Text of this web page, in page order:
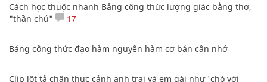
Cách học thuộc nhanh Bảng công thức lượng giác bằng thơ,
"thần chú"
17
Bảng công thức đạo hàm nguyên hàm cơ bản cần nhớ
Clip lột tả chân thực cảnh anh trai và em gái như 'chó với